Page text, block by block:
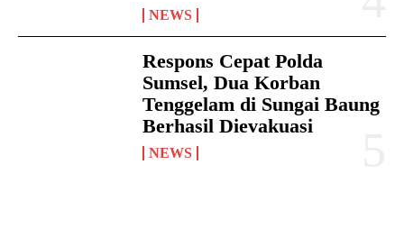
NEWS
Respons Cepat Polda
Sumsel, Dua Korban
Tenggelam di Sungai Baung
Berhasil Dievakuasi
NEWS